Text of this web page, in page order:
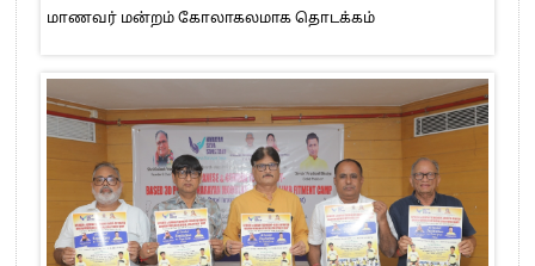
மாணவர் மன்றம் கோலாகலமாக தொடக்கம்